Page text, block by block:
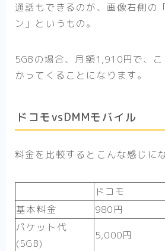
通話もできるのが、画像右側の
ン」というもの。
5GBの場合、月額1,910円で、
かってくることになります。
ドコモvsDMMモバイル
料金を比較するとこんな感じに
ドコモ
基本料金
980円
パケット代
(5GB)
5,000円